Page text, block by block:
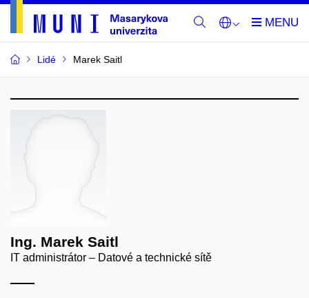
Lidé Marek Saitl
Ing. Marek Saitl
IT administrátor – Datové a technické sítě